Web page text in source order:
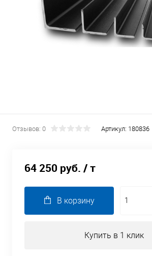
Отзывов: 0 Артикул: 180836
64 250 руб. / т
В корзину
Купить в 1 клик